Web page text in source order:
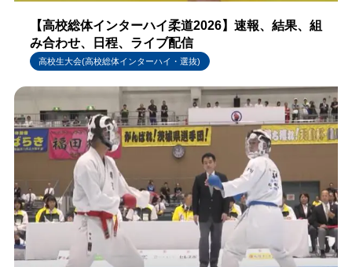
【高校総体インターハイ柔道2026】速報、結果、組
み合わせ、日程、ライブ配信
高校生大会(高校総体インターハイ・選抜)